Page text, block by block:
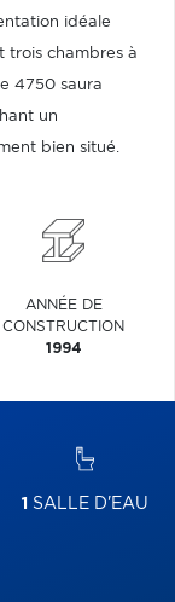
idéale
trois chambres à
4750 saura
un
bien situé.
ANNÉE DE
CONSTRUCTION
1994
1 SALLE D'EAU